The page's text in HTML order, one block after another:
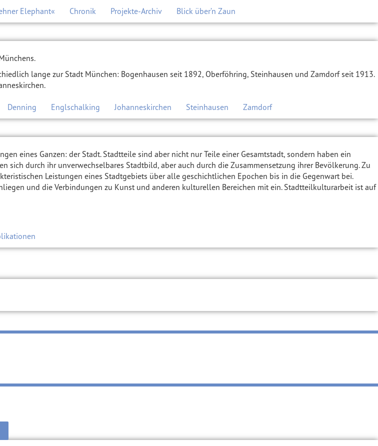
Elephant« Chronik Projekte-Archiv Blick über’n Zaun
lange zur Stadt München: Bogenhausen seit 1892, Oberföhring, Steinhausen und Zamdorf seit 1913.
Denning Englschalking Johanneskirchen Steinhausen Zamdorf
eines Ganzen: der Stadt. Stadtteile sind aber nicht nur Teile einer Gesamtstadt, sondern haben ein
sich durch ihr unverwechselbares Stadtbild, aber auch durch die Zusammensetzung ihrer Bevölkerung. Zu
Leistungen eines Stadtgebiets über alle geschichtlichen Epochen bis in die Gegenwart bei.
und die Verbindungen zu Kunst und anderen kulturellen Bereichen mit ein. Stadtteilkulturarbeit ist auf